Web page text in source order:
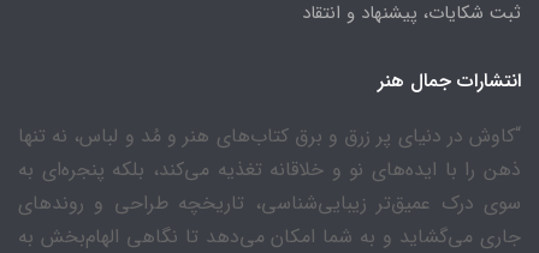
ثبت شکایات، پیشنهاد و انتقاد
انتشارات جمال هنر
“کاوش در دنیای پر زرق و برق کتاب‌های هنر و مُد و لباس، نه تنها
ذهن را با ایده‌های نو و خلاقانه تغذیه می‌کند، بلکه پنجره‌ای به
سوی درک عمیق‌تر زیبایی‌شناسی، تاریخچه طراحی و روندهای
جاری می‌گشاید و به شما امکان می‌دهد تا نگاهی الهام‌بخش به